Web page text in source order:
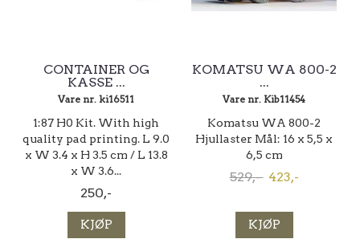
CONTAINER OG
KASSE ...
Vare nr. ki16511
1:87 H0 Kit. With high
quality pad printing. L 9.0
x W 3.4 x H 3.5 cm / L 13.8
x W 3.6...
250,-
KJØP
KOMATSU WA 800-2
...
Vare nr. Kib11454
Komatsu WA 800-2
Hjullaster Mål: 16 x 5,5 x
6,5 cm
529,- 423,-
KJØP